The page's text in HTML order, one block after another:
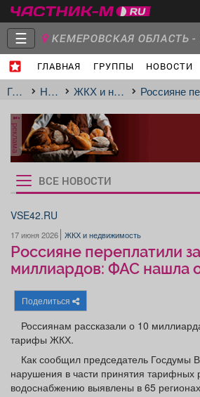
☰ КЕМЕРОВСКАЯ ОБЛАСТЬ -
ГЛАВНАЯ ГРУППЫ НОВОСТИ
Главная
Группы
Объявления Недвижимость
Работа
Афиша Обучение
ГлавнаяНовости ЖКХ и недвижимость Россияне
реклама
Рукбрики
новостей
ВСЕ НОВОСТИ
VSE42.RU
17 июня 2026 ЖКХ и недвижимость
Россияне переплатили
миллиардов: ФАС нашла
Поделиться
Россиянам рассказали о 10
тарифы ЖКХ.
Как сообщил председатель Госдумы
нарушения в части принятия тарифных
водоснабжению выявлены в 65